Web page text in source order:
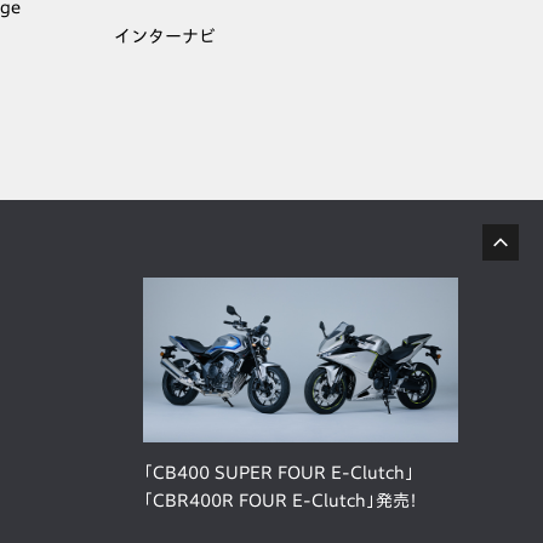
インターナビ
「CB400 SUPER FOUR E-Clutch」
「CBR400R FOUR E-Clutch」発売！